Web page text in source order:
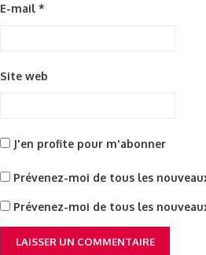
E-mail *
Site web
J'en profite pour m'abonner
Prévenez-moi de tous les
Prévenez-moi de tous les